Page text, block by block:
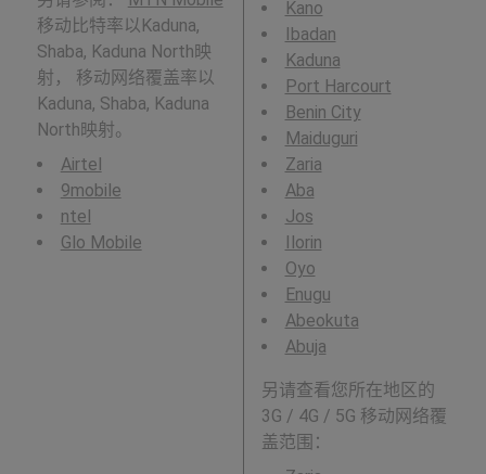
移动比特率以Kaduna,
Shaba, Kaduna North映
射， 移动网络覆盖率以
Kaduna, Shaba, Kaduna
North映射。
Airtel
9mobile
ntel
Glo Mobile
Kano
Ibadan
Kaduna
Port Harcourt
Benin City
Maiduguri
Zaria
Aba
Jos
Ilorin
Oyo
Enugu
Abeokuta
Abuja
另请查看您所在地区的
3G / 4G / 5G 移动网络覆
盖范围：